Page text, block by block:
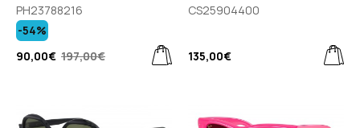
PH23788216
90,00€ 197,00€
-54%
CS25904400
135,00€